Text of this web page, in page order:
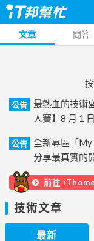
文章 問答
公告
最熱血的技術
人賽】8 月 1
公告
全新專區「My
分享最真實的
前往
技術文章
最新